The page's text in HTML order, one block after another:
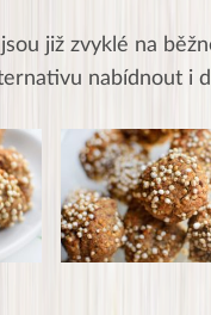
již zvyklé na
nabídnout i